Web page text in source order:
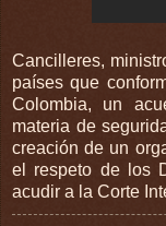
Cancilleres,
países que
Colombia, un
materia de
creación de un
el respeto de los
acudir a la Corte